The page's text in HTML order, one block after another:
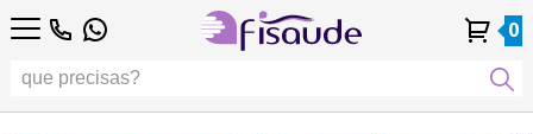
Pessoal
Encomendas
4,8 4,8
Diferenciais
Fisioterapia
Podología
PT
DE
0
Pessoal
Encomendas
4,8
Diferenciais
Fisioterapia
PT
DE